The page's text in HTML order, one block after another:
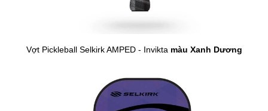
Vợt Pickleball Selkirk AMPED - Invikta màu Xanh Dương